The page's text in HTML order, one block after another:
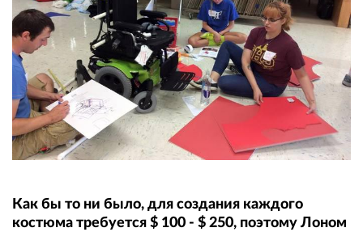
Как бы то ни было, для создания каждого
костюма требуется $ 100 - $ 250, поэтому Лоном